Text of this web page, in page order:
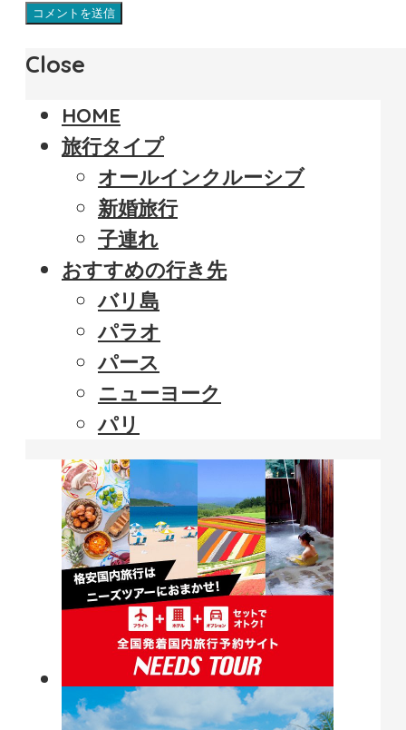
Close
HOME
旅行タイプ
オールインクルーシブ
新婚旅行
子連れ
おすすめの行き先
バリ島
パラオ
パース
ニューヨーク
パリ